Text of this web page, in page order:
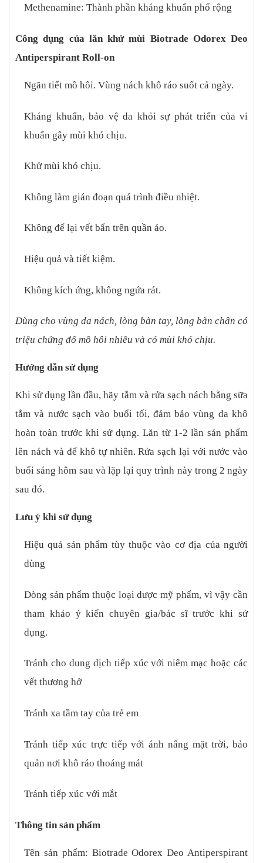
Methenamine: Thành phần kháng khuẩn phổ rộng
Công dụng của lăn khử mùi Biotrade Odorex Deo
Antiperspirant Roll-on
Ngăn tiết mồ hôi. Vùng nách khô ráo suốt cả ngày.
Kháng khuẩn, bảo vệ da khỏi sự phát triển của vi
khuẩn gây mùi khó chịu.
Khử mùi khó chịu.
Không làm gián đoạn quá trình điều nhiệt.
Không để lại vết bẩn trên quần áo.
Hiệu quả và tiết kiệm.
Không kích ứng, không ngứa rát.
Dùng cho vùng da nách, lòng bàn tay, lòng bàn chân có
triệu chứng đổ mồ hôi nhiều và có mùi khó chịu.
Hướng dẫn sử dụng
Khi sử dụng lần đầu, hãy tắm và rửa sạch nách bằng sữa
tắm và nước sạch vào buổi tối, đảm bảo vùng da khô
hoàn toàn trước khi sử dụng. Lăn từ 1-2 lần sản phẩm
lên nách và để khô tự nhiên. Rửa sạch lại với nước vào
buổi sáng hôm sau và lặp lại quy trình này trong 2 ngày
sau đó.
Lưu ý khi sử dụng
Hiệu quả sản phẩm tùy thuộc vào cơ địa của người
dùng
Dòng sản phẩm thuộc loại dược mỹ phẩm, vì vậy cần
tham khảo ý kiến chuyên gia/bác sĩ trước khi sử
dụng.
Tránh cho dung dịch tiếp xúc với niêm mạc hoặc các
vết thương hở
Tránh xa tầm tay của trẻ em
Tránh tiếp xúc trực tiếp với ánh nắng mặt trời, bảo
quản nơi khô ráo thoáng mát
Tránh tiếp xúc với mắt
Thông tin sản phẩm
Tên sản phẩm: Biotrade Odorex Deo Antiperspirant